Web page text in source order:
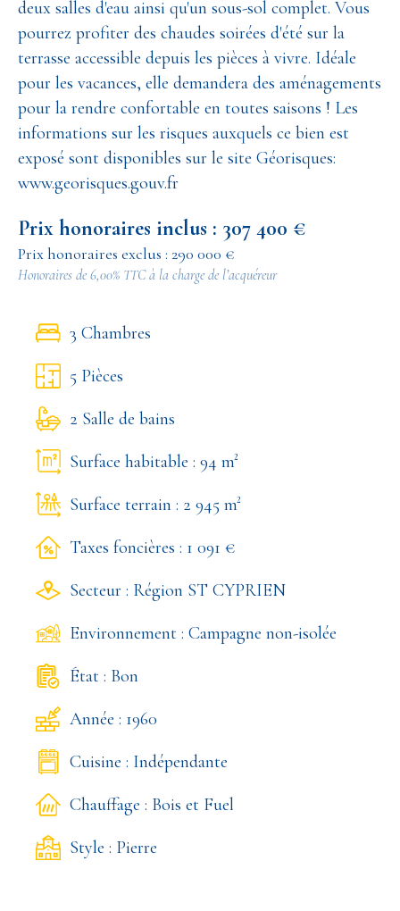
deux salles d'eau ainsi qu'un sous-sol complet. Vous
pourrez profiter des chaudes soirées d'été sur la
terrasse accessible depuis les pièces à vivre. Idéale
pour les vacances, elle demandera des aménagements
pour la rendre confortable en toutes saisons ! Les
informations sur les risques auxquels ce bien est
exposé sont disponibles sur le site Géorisques:
www.georisques.gouv.fr
Prix honoraires inclus : 307 400 €
Prix honoraires exclus : 290 000 €
Honoraires de 6,00% TTC à la charge de l’acquéreur
3 Chambres
5 Pièces
2 Salle de bains
Surface habitable : 94 m²
Surface terrain : 2 945 m²
Taxes foncières : 1 091 €
Secteur : Région ST CYPRIEN
Environnement : Campagne non-isolée
État : Bon
Année : 1960
Cuisine : Indépendante
Chauffage : Bois et Fuel
Style : Pierre